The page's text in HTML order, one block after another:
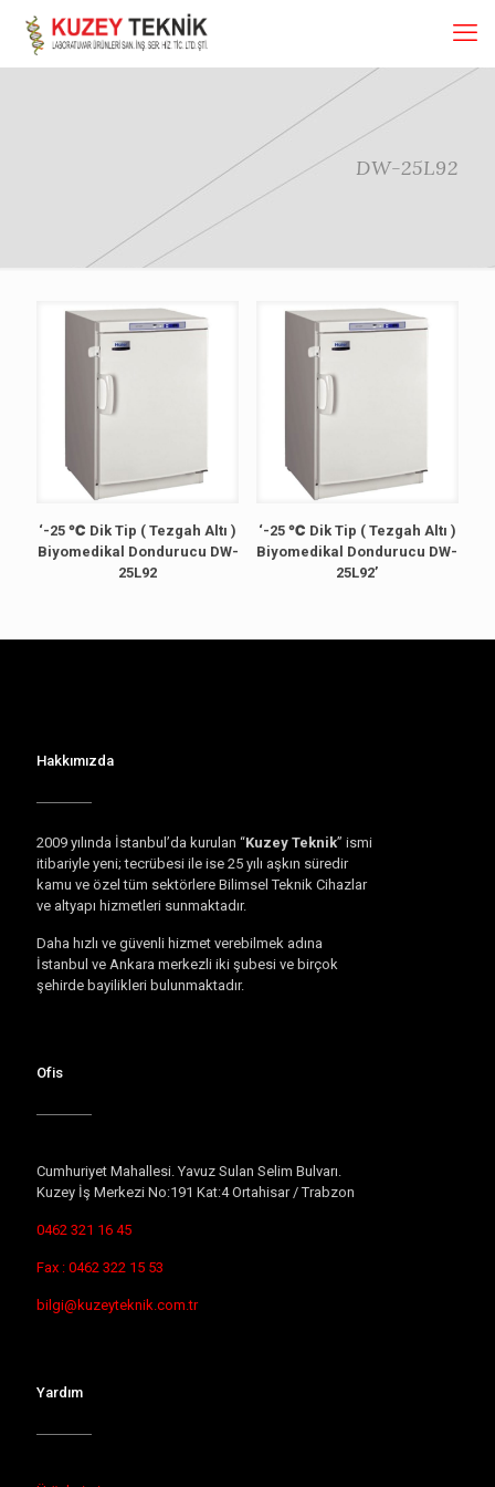
DW-25L92
‘-25 ℃ Dik Tip ( Tezgah Altı )
Biyomedikal Dondurucu DW-
25L92
‘-25 ℃ Dik Tip ( Tezgah Altı )
Biyomedikal Dondurucu DW-
25L92’
Hakkımızda
2009 yılında İstanbul’da kurulan “Kuzey Teknik” ismi
itibariyle yeni; tecrübesi ile ise 25 yılı aşkın süredir
kamu ve özel tüm sektörlere Bilimsel Teknik Cihazlar
ve altyapı hizmetleri sunmaktadır.
Daha hızlı ve güvenli hizmet verebilmek adına
İstanbul ve Ankara merkezli iki şubesi ve birçok
şehirde bayilikleri bulunmaktadır.
Ofis
Cumhuriyet Mahallesi. Yavuz Sulan Selim Bulvarı.
Kuzey İş Merkezi No:191 Kat:4 Ortahisar / Trabzon
0462 321 16 45
Fax : 0462 322 15 53
bilgi@kuzeyteknik.com.tr
Yardım